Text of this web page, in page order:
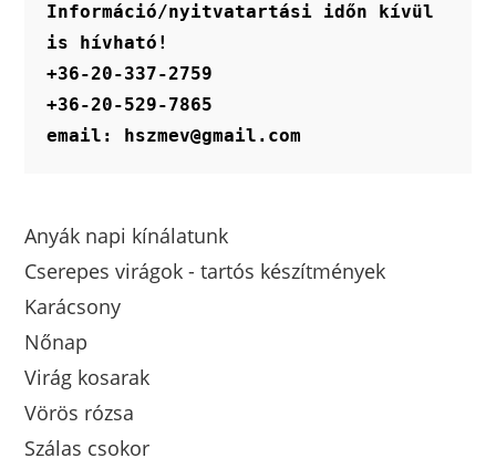
Információ/nyitvatartási időn kívül
is hívható!
+36-20-337-2759
+36-20-529-7865
email: hszmev@gmail.com
Anyák napi kínálatunk
Cserepes virágok - tartós készítmények
Karácsony
Nőnap
Virág kosarak
Vörös rózsa
Szálas csokor